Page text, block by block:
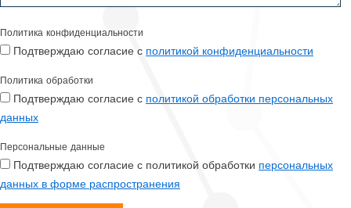
Политика конфиденциальности
Подтверждаю согласие с политикой конфиденциальности
Политика обработки
Подтверждаю согласие с политикой обработки персональных
данных
Персональные данные
Подтверждаю согласие с политикой обработки персональных
данных в форме распространения